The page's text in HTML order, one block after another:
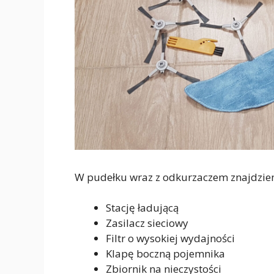
W pudełku wraz z odkurzaczem
Stację ładującą
Zasilacz sieciowy
Filtr o wysokiej wydajności
Klapę boczną pojemnika
Zbiornik na nieczystości